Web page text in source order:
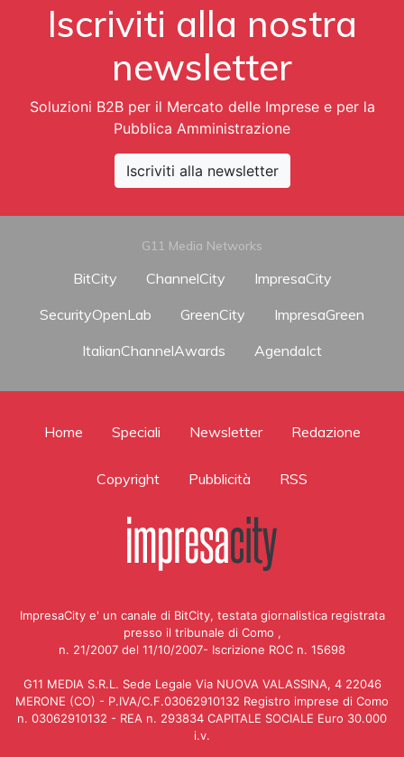
Iscriviti alla nostra
newsletter
Soluzioni B2B per il Mercato delle Imprese e per la
Pubblica Amministrazione
Iscriviti alla newsletter
G11 Media Networks
BitCity ChannelCity
ImpresaCity
SecurityOpenLab
GreenCity
ImpresaGreen
ItalianChannelAwards
AgendaIct
Home Speciali Newsletter Redazione
Copyright Pubblicità RSS
ImpresaCity e' un canale di BitCity, testata giornalistica registrata
presso il tribunale di Como ,
n. 21/2007 del 11/10/2007- Iscrizione ROC n. 15698
G11 MEDIA S.R.L. Sede Legale Via NUOVA VALASSINA, 4 22046
MERONE (CO) - P.IVA/C.F.03062910132 Registro imprese di Como
n. 03062910132 - REA n. 293834 CAPITALE SOCIALE Euro 30.000
i.v.